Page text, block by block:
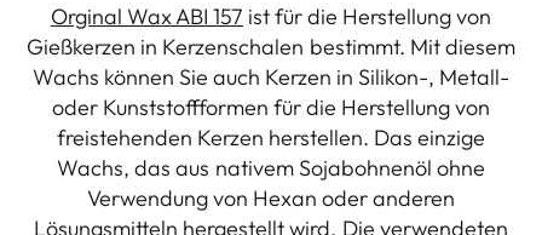
Orginal Wax ABI 157 ist für die Herstellung von
Gießkerzen in Kerzenschalen bestimmt. Mit diesem
Wachs können Sie auch Kerzen in Silikon-, Metall-
oder Kunststoffformen für die Herstellung von
freistehenden Kerzen herstellen. Das einzige
Wachs, das aus nativem Sojabohnenöl ohne
Verwendung von Hexan oder anderen
Lösungsmitteln hergestellt wird. Die verwendeten